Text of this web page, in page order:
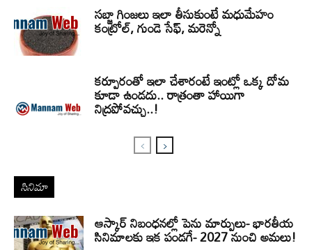
సబ్జా గింజలు ఇలా తీసుకుంటే మధుమేహం
కంట్రోల్, గుండె సేఫ్, మరెన్నో
కర్పూరంతో ఇలా చేశారంటే ఇంట్లో ఒక్క దోమ
కూడా ఉండదు.. రాత్రంతా హాయిగా
నిద్రపోవచ్చు..!
సినిమా
ఆస్కార్ నిబంధనల్లో పెను మార్పులు- భారతీయ
సినిమాలకు ఇక పండగే- 2027 నుంచి అమలు!